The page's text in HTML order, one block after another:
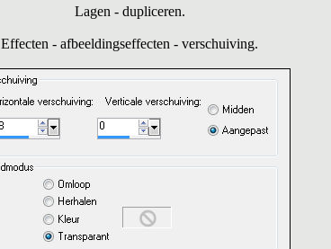
Lagen - dupliceren.
Effecten - afbeeldingseffecten - verschuiving.